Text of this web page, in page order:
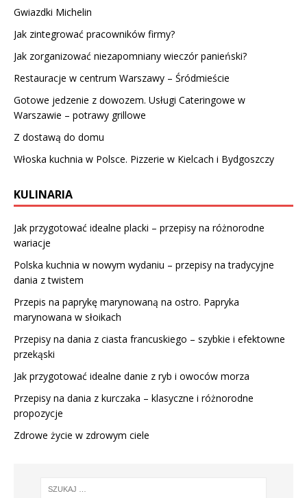
Gwiazdki Michelin
Jak zintegrować pracowników firmy?
Jak zorganizować niezapomniany wieczór panieński?
Restauracje w centrum Warszawy – Śródmieście
Gotowe jedzenie z dowozem. Usługi Cateringowe w
Warszawie – potrawy grillowe
Z dostawą do domu
Włoska kuchnia w Polsce. Pizzerie w Kielcach i Bydgoszczy
KULINARIA
Jak przygotować idealne placki – przepisy na różnorodne
wariacje
Polska kuchnia w nowym wydaniu – przepisy na tradycyjne
dania z twistem
Przepis na paprykę marynowaną na ostro. Papryka
marynowana w słoikach
Przepisy na dania z ciasta francuskiego – szybkie i efektowne
przekąski
Jak przygotować idealne danie z ryb i owoców morza
Przepisy na dania z kurczaka – klasyczne i różnorodne
propozycje
Zdrowe życie w zdrowym ciele